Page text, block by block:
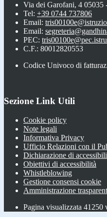
Via dei Garofani, 4 05035
Tel: +39 0744 737806
Email:
Email:
PEC:
C.F.: 80012820553
Codice Univoco di
Sezione Link Utili
Cookie policy
Note legali
Informativa Privacy
Ufficio Relazioni con il
Dichiarazione di
Obiettivi di accessibilità
Whistleblowing
Gestione consensi cookie
Amministrazione
Pagina visualizzata 41250